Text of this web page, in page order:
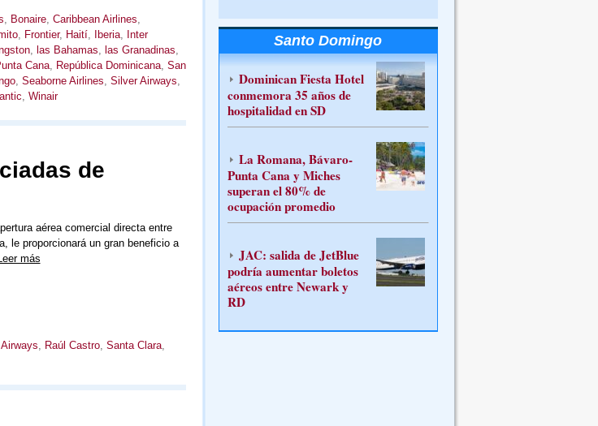
, Bonaire, Caribbean Airlines,
, Frontier, Haití, Iberia, Inter
, las Bahamas, las Granadinas,
Cana, República Dominicana, San
, Seaborne Airlines, Silver Airways,
, Winair
de
aérea comercial directa entre
le proporcionará un gran beneficio a
más
, Raúl Castro, Santa Clara,
Santo Domingo
Dominican Fiesta Hotel
conmemora 35 años de
hospitalidad en SD
La Romana, Bávaro-
Punta Cana y Miches
superan el 80% de
ocupación promedio
JAC: salida de JetBlue
podría aumentar boletos
aéreos entre Newark y
RD